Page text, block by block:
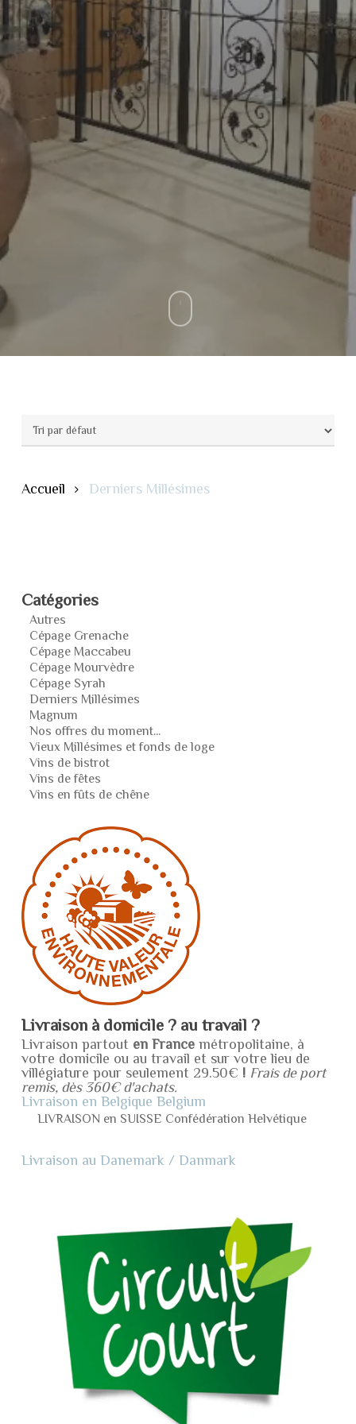
Accueil Derniers Millésimes
Catégories
Autres
Cépage Grenache
Cépage Maccabeu
Cépage Mourvèdre
Cépage Syrah
Derniers Millésimes
Magnum
Nos offres du moment...
Vieux Millésimes et fonds de loge
Vins de bistrot
Vins de fêtes
Vins en fûts de chêne
Livraison à domicile ? au travail ?
Livraison partout en Francemétropolitaine, à
votre domicile ou au travail et sur votre lieu de
villégiature pour seulement 29.50€ ! Frais de port
remis, dès 360€ d'achats.
Livraison en Belgique Belgium
LIVRAISON en SUISSE Confédération Helvétique
Livraison au Danemark / Danmark